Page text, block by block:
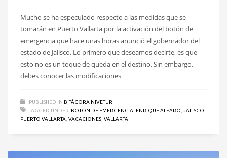
Mucho se ha especulado respecto a las medidas que se
tomarán en Puerto Vallarta por la activación del botón de
emergencia que hace unas horas anunció el gobernador del
estado de Jalisco. Lo primero que deseamos decirte, es que
esto no es un toque de queda en el destino. Sin embargo,
debes conocer las modificaciones
PUBLISHED IN BITÁCORA NIVETUR
TAGGED UNDER: BOTÓN DE EMERGENCIA ENRIQUE ALFARO JALISCO
PUERTO VALLARTA VACACIONES VALLARTA